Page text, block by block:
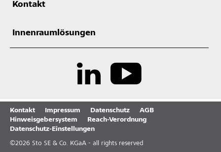
Kontakt
Innenraumlösungen
Kontakt Impressum Datenschutz
AGB
Hinweisgebersystem
Reach-Verordnung
Datenschutz-Einstellungen
©2026 Sto SE & Co. KGaA - all rights reserved